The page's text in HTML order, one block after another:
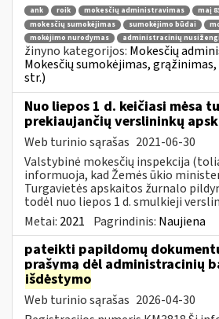
ank roik mokesčių administravimas
maį
mokesčių sumokėjimas
sumokėjimo būdai
mokėjimo nurodymas
administracinių
žinyno kategorijos: Mokesčių
Mokesčių sumokėjimas,
str.)
Nuo liepos 1 d. keičiasi mėsa
prekiaujančių verslininkų
Web turinio sąrašas 2021-06-30
Valstybinė mokesčių inspekcija
informuoja, kad Žemės ūkio
Turgavietės apskaitos žurnalo
todėl nuo liepos 1 d. smulkieji
Metai: 2021 Pagrindinis: Naujiena
pateikti papildomų
prašymą dėl administracinių
išdėstymo
Web turinio sąrašas 2026-04-30